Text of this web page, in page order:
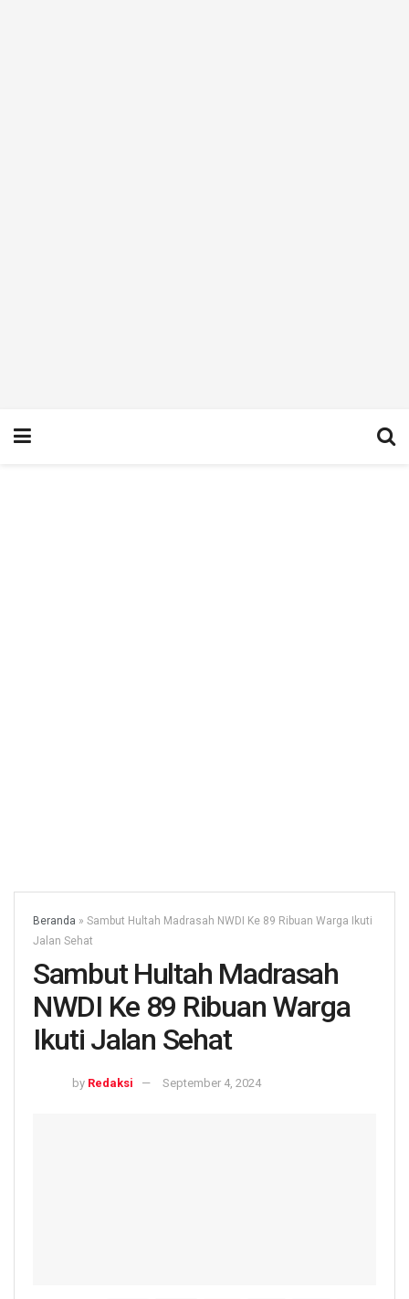
Beranda » Sambut Hultah Madrasah NWDI Ke 89 Ribuan Warga Ikuti
Jalan Sehat
Sambut Hultah Madrasah
NWDI Ke 89 Ribuan Warga
Ikuti Jalan Sehat
by Redaksi September 4, 2024